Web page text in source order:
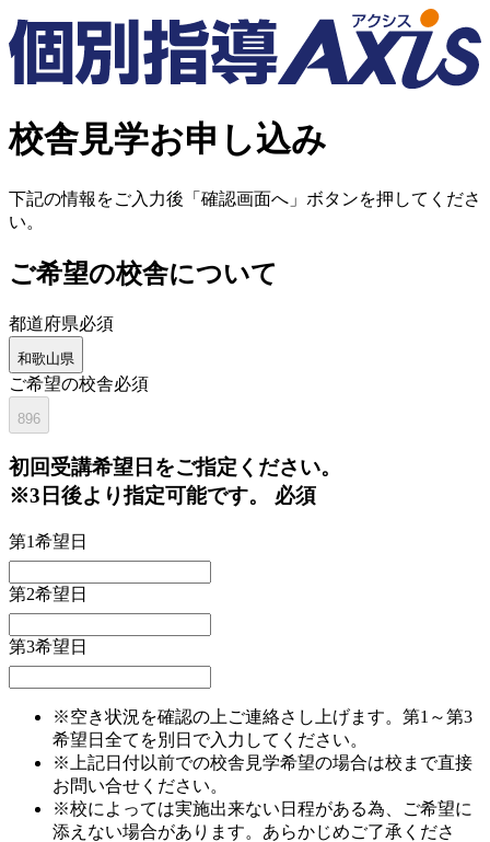
校舎見学お申し込み
下記の情報をご入力後「確認画面へ」ボタンを押してくださ
い。
ご希望の校舎について
都道府県必須
和歌山県
ご希望の校舎必須
896
初回受講希望日をご指定ください。
※3日後より指定可能です。 必須
第1希望日
第2希望日
第3希望日
※空き状況を確認の上ご連絡さし上げます。第1～第3
希望日全てを別日で入力してください。
※上記日付以前での校舎見学希望の場合は校まで直接
お問い合せください。
※校によっては実施出来ない日程がある為、ご希望に
添えない場合があります。あらかじめご了承くださ